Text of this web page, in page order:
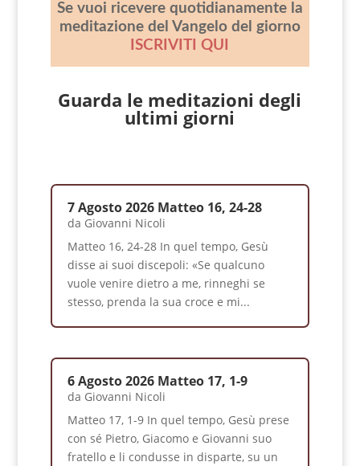
Se vuoi ricevere quotidianamente la
meditazione del Vangelo del giorno
ISCRIVITI QUI
Guarda le meditazioni degli
ultimi giorni
7 Agosto 2026 Matteo 16, 24-28
da Giovanni Nicoli
Matteo 16, 24-28 In quel tempo, Gesù
disse ai suoi discepoli: «Se qualcuno
vuole venire dietro a me, rinneghi se
stesso, prenda la sua croce e mi...
6 Agosto 2026 Matteo 17, 1-9
da Giovanni Nicoli
Matteo 17, 1-9 In quel tempo, Gesù prese
con sé Pietro, Giacomo e Giovanni suo
fratello e li condusse in disparte, su un